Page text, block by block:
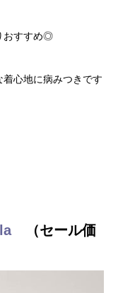
おすすめ◎
心地に病みつきです
（セール価